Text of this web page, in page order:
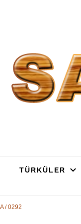
TÜRKÜLER
/ 0292